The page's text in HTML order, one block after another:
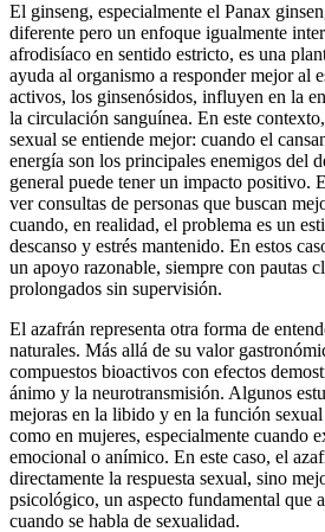
El ginseng, especialmente el Panax
diferente pero un enfoque igualmente
afrodisíaco en sentido estricto, es una
ayuda al organismo a responder mejor al
activos, los ginsenósidos, influyen en la
la circulación sanguínea. En este
sexual se entiende mejor: cuando el
energía son los principales enemigos del
general puede tener un impacto positivo.
ver consultas de personas que buscan
cuando, en realidad, el problema es un
descanso y estrés mantenido. En estos
un apoyo razonable, siempre con pautas
prolongados sin supervisión.
El azafrán representa otra forma de
naturales. Más allá de su valor
compuestos bioactivos con efectos
ánimo y la neurotransmisión. Algunos
mejoras en la libido y en la función
como en mujeres, especialmente cuando
emocional o anímico. En este caso, el
directamente la respuesta sexual, sino
psicológico, un aspecto fundamental que
cuando se habla de sexualidad.